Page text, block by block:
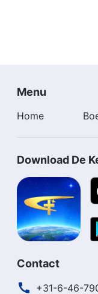
Menu
Home
Download De
Contact
+31-6-46-